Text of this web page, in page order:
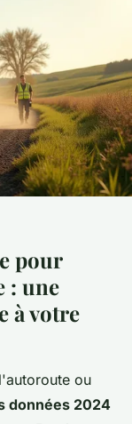
pour
: une
à votre
ou
données 2024